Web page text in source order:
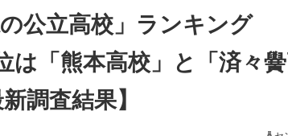
総合サイト
専門サイト 電子設計の基本と応用
公立高校」ランキング
「熊本高校」と「済々
調査結果】